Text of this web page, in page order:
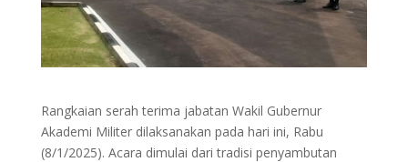
Rangkaian serah terima jabatan Wakil Gubernur
Akademi Militer dilaksanakan pada hari ini, Rabu
(8/1/2025). Acara dimulai dari tradisi penyambutan